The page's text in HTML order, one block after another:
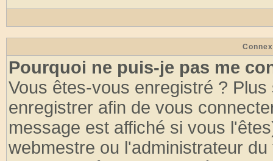
Pourquoi ne puis-je pas me
Vous êtes-vous enregistré ?
enregistrer afin de vous
message est affiché si vous
webmestre ou l'administrateur